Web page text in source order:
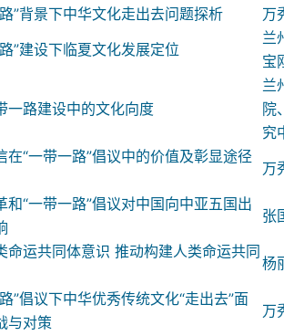
”背景下中华文化走出去问题探析
万
”建设下临夏文化发展定位
兰
宝
一路建设中的文化向度
兰
院
究
在“一带一路”倡议中的价值及彰显途径
万
和“一带一路”倡议对中国向中亚五国出
张
命运共同体意识 推动构建人类命运共同
杨
”倡议下中华优秀传统文化“走出去”面
与对策
万